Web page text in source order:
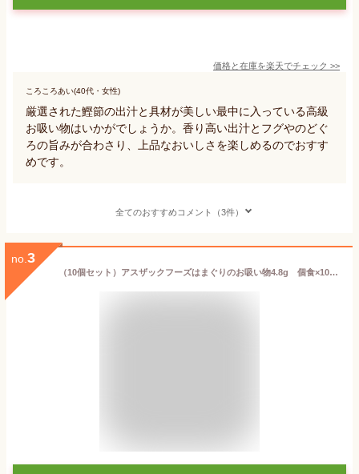
価格と在庫を楽天でチェック >>
ころころあい(40代・女性)
厳選された鰹節の出汁と具材が美しい最中に入っている高級
お吸い物はいかがでしょうか。香り高い出汁とフグやのどぐ
ろの旨みが合わさり、上品なおいしさを楽しめるのでおすす
めです。
全てのおすすめコメント（3件）
no. 3
（10個セット）アスザックフーズはまぐりのお吸い物4.8g 個食×10個セット（Y）（代引・他の商品と混載不可）